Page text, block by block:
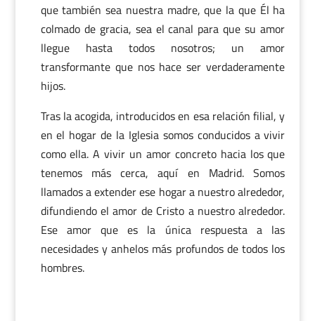
que también sea nuestra madre, que la que Él ha
colmado de gracia, sea el canal para que su amor
llegue hasta todos nosotros; un amor
transformante que nos hace ser verdaderamente
hijos.
Tras la acogida, introducidos en esa relación filial, y
en el hogar de la Iglesia somos conducidos a vivir
como ella. A vivir un amor concreto hacia los que
tenemos más cerca, aquí en Madrid. Somos
llamados a extender ese hogar a nuestro alrededor,
difundiendo el amor de Cristo a nuestro alrededor.
Ese amor que es la única respuesta a las
necesidades y anhelos más profundos de todos los
hombres.